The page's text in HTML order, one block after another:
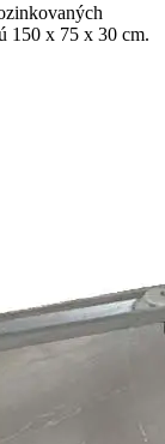
150 x 75 x 30 cm.